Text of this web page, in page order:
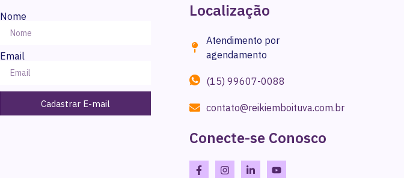
Nome
Email
Cadastrar E-mail
Localização
Atendimento por
agendamento
(15) 99607-0088
contato@reikiemboituva.com.br
Conecte-se Conosco